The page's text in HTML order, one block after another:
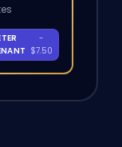
-
$7.50